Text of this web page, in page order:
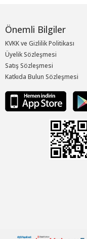
Önemli Bilgiler
KVKK ve Gizlilik Politikası
Üyelik Sözleşmesi
Satış Sözleşmesi
Katkıda Bulun Sözleşmesi